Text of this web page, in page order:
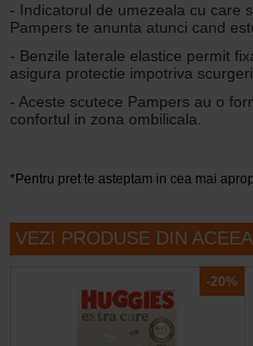
- Indicatorul de umezeala cu care
Pampers te anunta atunci cand
- Benzile laterale elastice permit
asigura protectie impotriva
- Aceste scutece Pampers au o
confortul in zona ombilicala.
*Pentru pret te asteptam in cea mai
VEZI PRODUSE DIN
-20%